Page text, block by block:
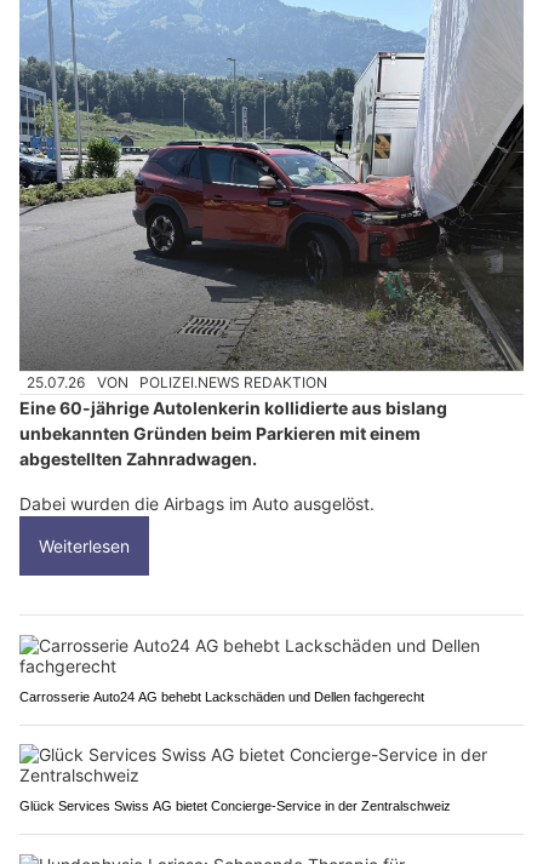
25.07.26 VON POLIZEI.NEWS REDAKTION
Eine 60-jährige Autolenkerin kollidierte aus bislang
unbekannten Gründen beim Parkieren mit einem
abgestellten Zahnradwagen.
Dabei wurden die Airbags im Auto ausgelöst.
Weiterlesen
Carrosserie Auto24 AG behebt Lackschäden und Dellen fachgerecht
Glück Services Swiss AG bietet Concierge-Service in der Zentralschweiz